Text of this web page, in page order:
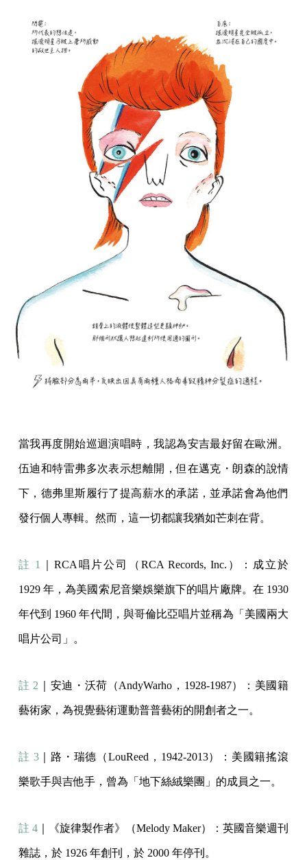
當我再度開始巡迴演唱時，我認為安吉最好留在歐洲。
伍迪和特雷弗多次表示想離開，但在邁克・朗森的說情
下，德弗里斯履行了提高薪水的承諾，並承諾會為他們
發行個人專輯。然而，這一切都讓我猶如芒刺在背。
註 1 ｜RCA唱片公司（RCA Records, Inc.）：成立於
1929 年，為美國索尼音樂娛樂旗下的唱片廠牌。在 1930
年代到 1960 年代間，與哥倫比亞唱片並稱為「美國兩大
唱片公司」。
註 2 ｜安迪・沃荷（AndyWarho，1928-1987）：美國籍
藝術家，為視覺藝術運動普普藝術的開創者之一。
註 3｜路・瑞德（LouReed，1942-2013）：美國籍搖滾
樂歌手與吉他手，曾為「地下絲絨樂團」的成員之一。
註 4 ｜《旋律製作者》（Melody Maker）：英國音樂週刊
雜誌，於 1926 年創刊，於 2000 年停刊。